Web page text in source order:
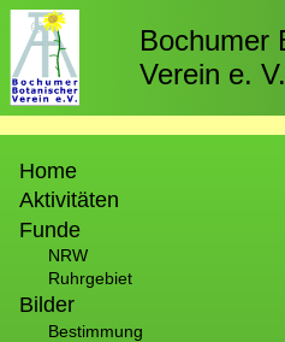
Direkt
zum
Inhalt
Bochumer
Verein e. V.
Home
Aktivitäten
Funde
NRW
Ruhrgebiet
Bilder
Bestimmung